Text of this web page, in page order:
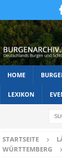
HOME
LEXIKON
STARTSEITE
WÜRTTEMBERG